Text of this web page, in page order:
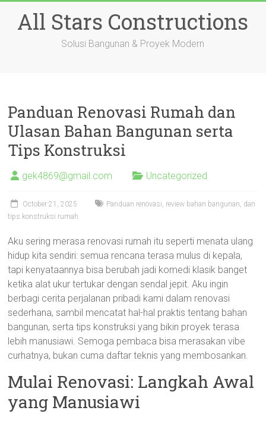
contentAll Stars Constructions
Solusi Bangunan & Proyek Modern
Panduan Renovasi Rumah dan
Ulasan Bahan Bangunan serta
Tips Konstruksi
gek4869@gmail.com Uncategorized
October 21, 2025
Panduan renovasi, review bahan bangunan, dan
tips konstruksi rumah
Aku sering merasa renovasi rumah itu seperti menata ulang
hidup kita sendiri: semua rencana terasa mulus di kepala,
tapi kenyataannya bisa berubah jadi komedi klasik banget
ketika alat ukur tertukar dengan sendal jepit. Aku ingin
berbagi cerita perjalanan pribadi kami dalam renovasi
sederhana, sambil mencatat hal-hal praktis tentang bahan
bangunan, serta tips konstruksi yang bikin proyek terasa
lebih manusiawi. Semoga pembaca bisa merasakan vibe
curhatnya, bukan cuma daftar teknis yang membosankan.
Mulai Renovasi: Langkah Awal
yang Manusiawi